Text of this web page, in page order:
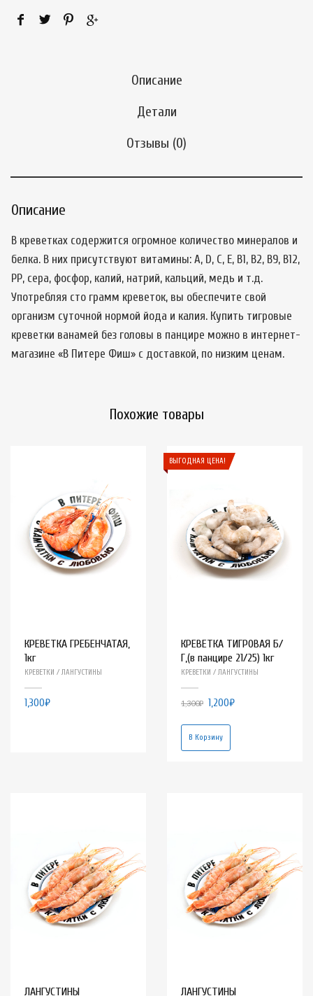
Описание
Детали
Отзывы (0)
Описание
В креветках содержится огромное количество минералов и
белка. В них присутствуют витамины: А, D, С, Е, В1, В2, В9, В12,
РР, сера, фосфор, калий, натрий, кальций, медь и т.д.
Употребляя сто грамм креветок, вы обеспечите свой
организм суточной нормой йода и калия. Купить тигровые
креветки ванамей без головы в панцире можно в интернет-
магазине «В Питере Фиш» с доставкой, по низким ценам.
Похожие товары
КРЕВЕТКА ГРЕБЕНЧАТАЯ,
1кг
КРЕВЕТКИ / ЛАНГУСТИНЫ
1,300₽
КРЕВЕТКА ТИГРОВАЯ Б/
Г,(в панцире 21/25) 1кг
КРЕВЕТКИ / ЛАНГУСТИНЫ
1,300₽ 1,200₽
ВЫГОДНАЯ ЦЕНА!
В Корзину
ЛАНГУСТИНЫ ЛАНГУСТИНЫ